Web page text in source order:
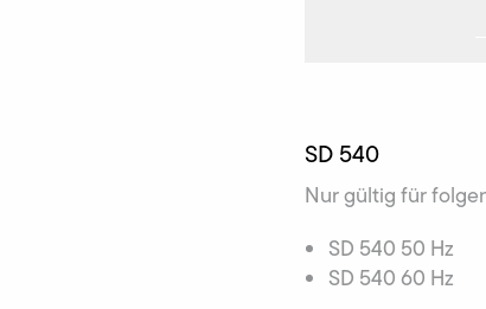
SD 540
Nur gültig für
SD 540 50 Hz
SD 540 60 Hz